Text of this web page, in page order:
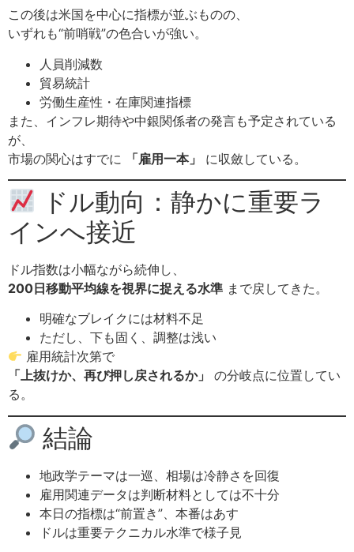
この後は米国を中心に指標が並ぶものの、
いずれも“前哨戦”の色合いが強い。
人員削減数
貿易統計
労働生産性・在庫関連指標
また、インフレ期待や中銀関係者の発言も予定されている
が、
市場の関心はすでに
「雇用一本」 に収斂している。
ドル動向：静かに重要ラ
インへ接近
ドル指数は小幅ながら続伸し、
200日移動平均線を視界に捉える水準 まで戻してきた。
明確なブレイクには材料不足
ただし、下も固く、調整は浅い
雇用統計次第で
「上抜けか、再び押し戻されるか」
の分岐点に位置してい
る。
結論
地政学テーマは一巡、相場は冷静さを回復
雇用関連データは判断材料としては不十分
本日の指標は“前置き”、本番はあす
ドルは重要テクニカル水準で様子見